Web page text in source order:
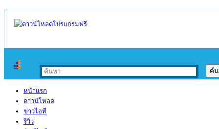
หน้าแรก
ดาวน์โหลด
ข่าวไอที
รีวิว